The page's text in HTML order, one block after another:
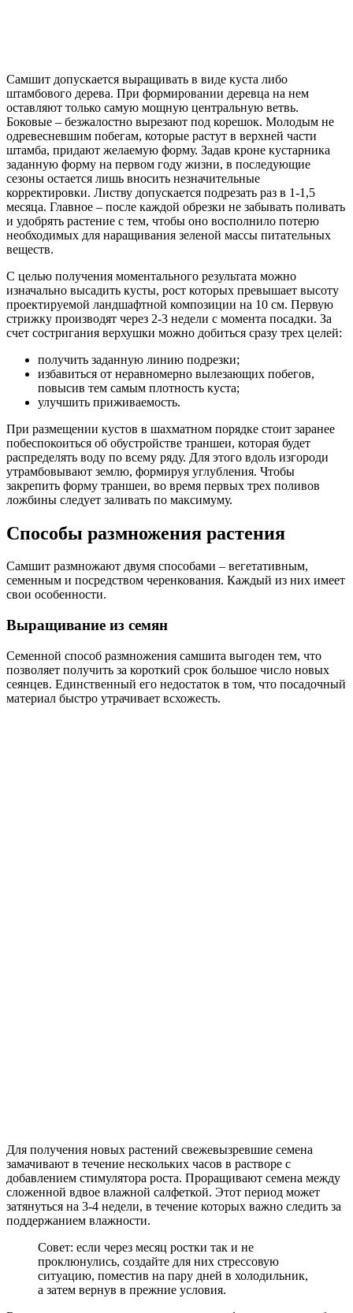
Самшит допускается выращивать в виде куста либо
штамбового дерева. При формировании деревца на нем
оставляют только самую мощную центральную ветвь.
Боковые – безжалостно вырезают под корешок. Молодым не
одревесневшим побегам, которые растут в верхней части
штамба, придают желаемую форму. Задав кроне кустарника
заданную форму на первом году жизни, в последующие
сезоны остается лишь вносить незначительные
корректировки. Листву допускается подрезать раз в 1-1,5
месяца. Главное – после каждой обрезки не забывать поливать
и удобрять растение с тем, чтобы оно восполнило потерю
необходимых для наращивания зеленой массы питательных
веществ.
С целью получения моментального результата можно
изначально высадить кусты, рост которых превышает высоту
проектируемой ландшафтной композиции на 10 см. Первую
стрижку производят через 2-3 недели с момента посадки. За
счет состригания верхушки можно добиться сразу трех целей:
получить заданную линию подрезки;
избавиться от неравномерно вылезающих побегов,
повысив тем самым плотность куста;
улучшить приживаемость.
При размещении кустов в шахматном порядке стоит заранее
побеспокоиться об обустройстве траншеи, которая будет
распределять воду по всему ряду. Для этого вдоль изгороди
утрамбовывают землю, формируя углубления. Чтобы
закрепить форму траншеи, во время первых трех поливов
ложбины следует заливать по максимуму.
Способы размножения растения
Самшит размножают двумя способами – вегетативным,
семенным и посредством черенкования. Каждый из них имеет
свои особенности.
Выращивание из семян
Семенной способ размножения самшита выгоден тем, что
позволяет получить за короткий срок большое число новых
сеянцев. Единственный его недостаток в том, что посадочный
материал быстро утрачивает всхожесть.
Для получения новых растений свежевызревшие семена
замачивают в течение нескольких часов в растворе с
добавлением стимулятора роста. Проращивают семена между
сложенной вдвое влажной салфеткой. Этот период может
затянуться на 3-4 недели, в течение которых важно следить за
поддержанием влажности.
Совет: если через месяц ростки так и не
проклюнулись, создайте для них стрессовую
ситуацию, поместив на пару дней в холодильник,
а затем вернув в прежние условия.